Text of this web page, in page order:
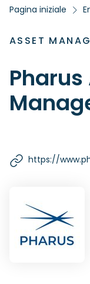
Pagina iniziale
ASSET
https://